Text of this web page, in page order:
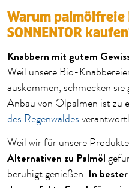
Warum palmölfreie
SONNENTOR
Knabbern mit gutem
Weil unsere Bio-
auskommen, schmecken
Anbau von Ölpalmen ist zu
des Regenwaldes
Weil wir für unsere Produkte
Alternativen zu Palmöl
beruhigt genießen. In bester